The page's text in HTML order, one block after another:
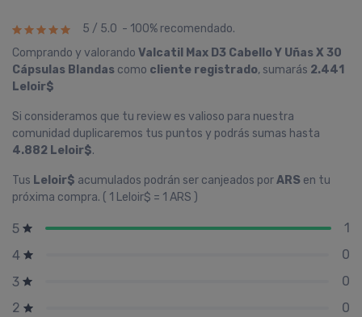
5 / 5.0 - 100% recomendado.
Comprando y valorando Valcatil Max D3 Cabello Y Uñas X 30
Cápsulas Blandas como cliente registrado, sumarás 2.441
Leloir$
Si consideramos que tu review es valioso para nuestra
comunidad duplicaremos tus puntos y podrás sumas hasta
4.882 Leloir$.
Tus Leloir$ acumulados podrán ser canjeados porARS en tu
próxima compra. ( 1 Leloir$ = 1 ARS )
5
1
4
0
3
0
2
0